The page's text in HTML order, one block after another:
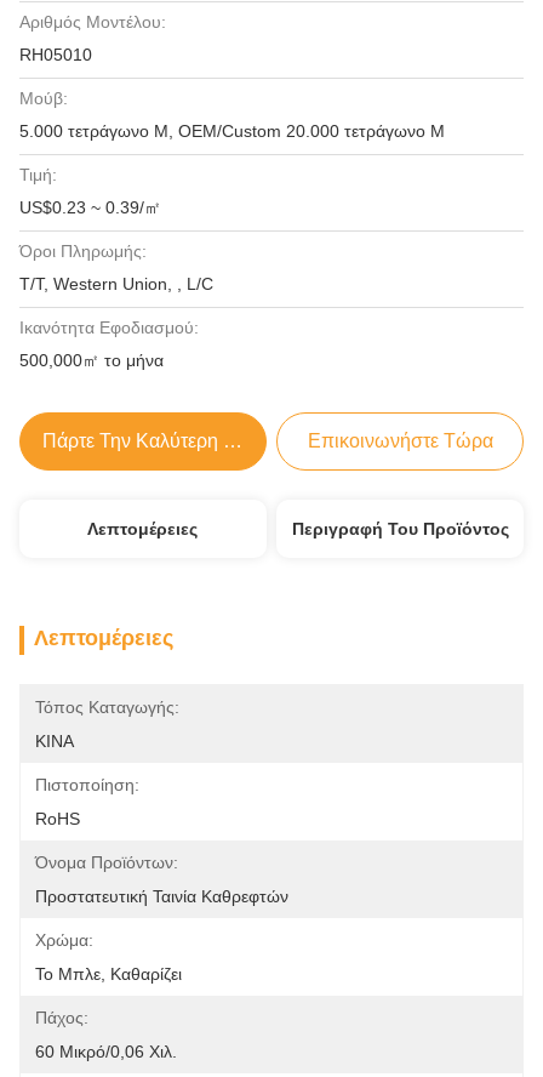
Αριθμός Μοντέλου:
RH05010
Μούβ:
5.000 τετράγωνο Μ, OEM/Custom 20.000 τετράγωνο Μ
Τιμή:
US$0.23 ~ 0.39/㎡
Όροι Πληρωμής:
T/T, Western Union, , L/C
Ικανότητα Εφοδιασμού:
500,000㎡ το μήνα
Πάρτε Την Καλύτερη Τιμή Επικοινωνήστε Τώρα
Λεπτομέρειες Περιγραφή Του Προϊόντος
Λεπτομέρειες
Τόπος Καταγωγής:
ΚΙΝΑ
Πιστοποίηση:
RoHS
Όνομα Προϊόντων:
Προστατευτική Ταινία Καθρεφτών
Χρώμα:
Το Μπλε, Καθαρίζει
Πάχος:
60 Μικρό/0,06 Χιλ.